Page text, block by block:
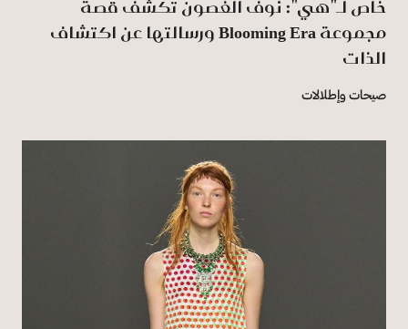
خاص لـ"هي": نوف الغصون تكشف قصة
مجموعة Blooming Era ورسالتها عن اكتشاف
الذات
صيحات وإطلالات